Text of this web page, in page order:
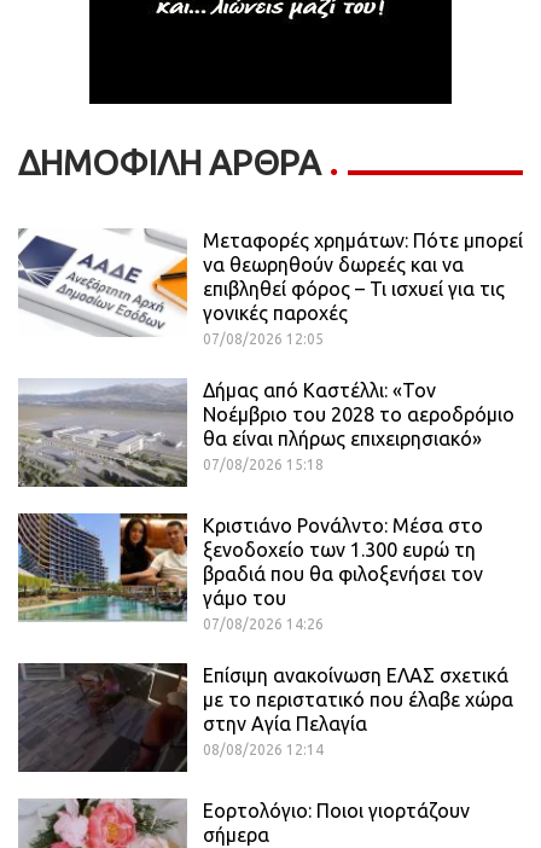
ΔΗΜΟΦΙΛΗ ΑΡΘΡΑ
Μεταφορές χρημάτων: Πότε μπορεί
να θεωρηθούν δωρεές και να
επιβληθεί φόρος – Τι ισχυεί για τις
γονικές παροχές
07/08/2026 12:05
Δήμας από Καστέλλι: «Τον
Νοέμβριο του 2028 το αεροδρόμιο
θα είναι πλήρως επιχειρησιακό»
07/08/2026 15:18
Κριστιάνο Ρονάλντο: Μέσα στο
ξενοδοχείο των 1.300 ευρώ τη
βραδιά που θα φιλοξενήσει τον
γάμο του
07/08/2026 14:26
Επίσιμη ανακοίνωση ΕΛΑΣ σχετικά
με το περιστατικό που έλαβε χώρα
στην Αγία Πελαγία
08/08/2026 12:14
Εορτολόγιο: Ποιοι γιορτάζουν
σήμερα